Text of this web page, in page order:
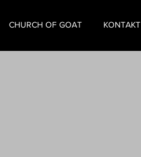
CHURCH OF GOAT KONTAKT